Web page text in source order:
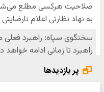
پر بازدیدها